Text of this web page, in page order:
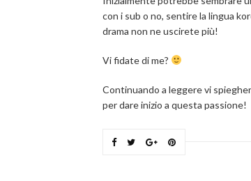
con i sub o no, sentire la lingua
drama non ne uscirete più!
Vi fidate di me?
Continuando a leggere vi
per dare inizio a questa passione!